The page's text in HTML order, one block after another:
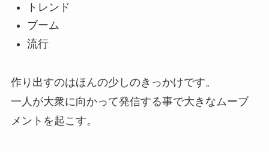
トレンド
ブーム
流行
作り出すのはほんの少しのきっかけです。
一人が大衆に向かって発信する事で大きなムーブ
メントを起こす。